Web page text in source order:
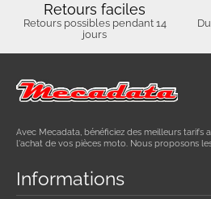
Retours faciles
Retours possibles pendant 14
jours
Avec Mecadata, bénéficiez des meilleurs tarifs
l'achat de vos pièces moto. Nous proposons
Informations